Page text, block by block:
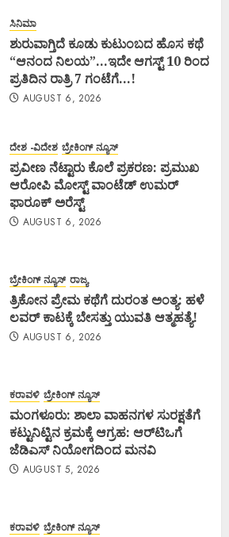
ಸಿನಿಮಾ
ಶುರುವಾಗ್ತಿದೆ ಕೂಡು ಕುಟುಂಬದ ಹೊಸ ಕಥೆ
“ಆನಂದ ನಿಲಯ”…ಇದೇ ಆಗಸ್ಟ್ 10 ರಿಂದ
ಪ್ರತಿದಿನ ರಾತ್ರಿ 7 ಗಂಟೆಗೆ…!
AUGUST 6, 2026
ದೇಶ -ವಿದೇಶ ಬ್ರೇಕಿಂಗ್ ನ್ಯೂಸ್
ಪ್ರವೀಣ ನೆಟ್ಟಾರು ಕೊಲೆ ಪ್ರಕರಣ: ಪ್ರಮುಖ
ಆರೋಪಿ ಮೋಸ್ಟ್ ವಾಂಟೆಡ್ ಉಮರ್
ಫಾರೂಕ್ ಅರೆಸ್ಟ್
AUGUST 6, 2026
ಬ್ರೇಕಿಂಗ್ ನ್ಯೂಸ್ ರಾಜ್ಯ
ತ್ರಿಕೋನ ಪ್ರೇಮ ಕಥೆಗೆ ದುರಂತ ಅಂತ್ಯ: ಹಳೆ
ಲವರ್ ಕಾಟಕ್ಕೆ ಬೇಸತ್ತು ಯುವತಿ ಆತ್ಮಹತ್ಯೆ!
AUGUST 6, 2026
ಕರಾವಳಿ ಬ್ರೇಕಿಂಗ್ ನ್ಯೂಸ್
ಮಂಗಳೂರು: ಶಾಲಾ ವಾಹನಗಳ ಸುರಕ್ಷತೆಗೆ
ಕಟ್ಟುನಿಟ್ಟಿನ ಕ್ರಮಕ್ಕೆ ಆಗ್ರಹ: ಆರ್‌ಟಿಒಗೆ
ಜೆಡಿಎಸ್ ನಿಯೋಗದಿಂದ ಮನವಿ
AUGUST 5, 2026
ಕರಾವಳಿ ಬ್ರೇಕಿಂಗ್ ನ್ಯೂಸ್